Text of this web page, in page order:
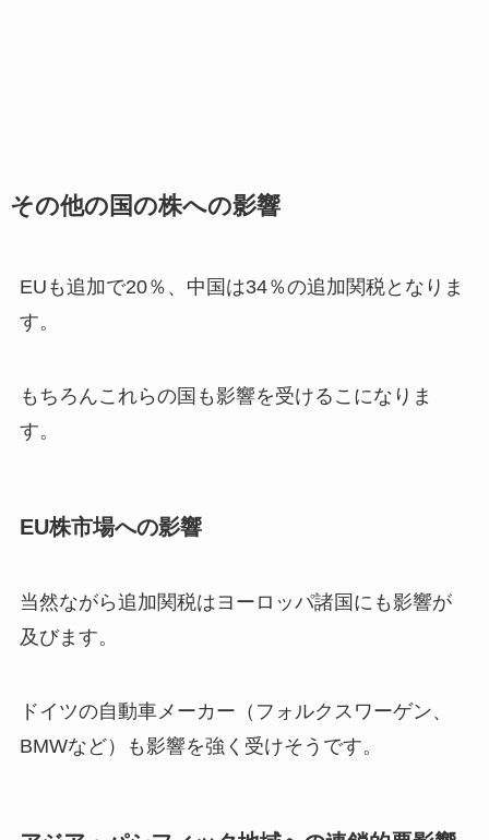
その他の国の株への影響
EUも追加で20％、中国は34％の追加関税となりま
す。
もちろんこれらの国も影響を受けるこになりま
す。
EU株市場への影響
当然ながら追加関税はヨーロッパ諸国にも影響が
及びます。
ドイツの自動車メーカー（フォルクスワーゲン、
BMWなど）も影響を強く受けそうです。